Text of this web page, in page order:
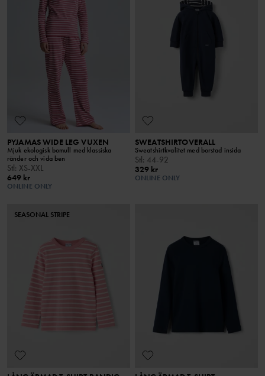
PYJAMAS WIDE LEG VUXEN
Mjuk ekologisk bomull med klassiska
ränder och vida ben
Stl: XS-XXL
649 kr
ONLINE ONLY
SWEATSHIRTOVERALL
Sweatshirtkvalitet med borstad insida
Stl: 44-92
329 kr
ONLINE ONLY
SEASONAL STRIPE